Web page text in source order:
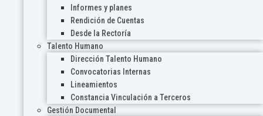
Informes y planes
Rendición de Cuentas
Desde la Rectoría
Talento Humano
Dirección Talento Humano
Convocatorias Internas
Lineamientos
Constancia Vinculación a Terceros
Gestión Documental